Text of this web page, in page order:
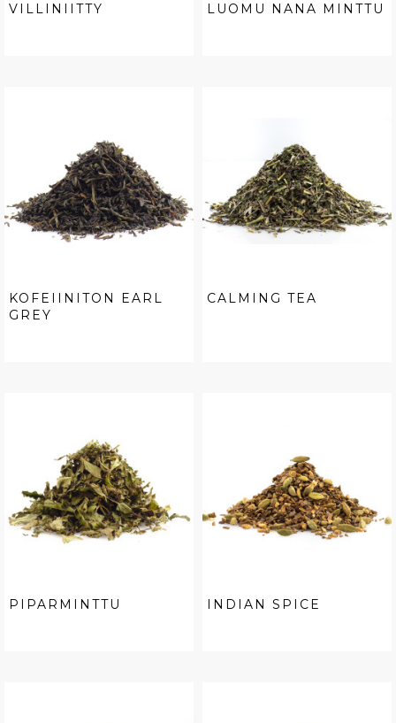
VILLINIITTY LUOMU NANA MINTTU
KOFEIINITON EARL
GREY
CALMING TEA
PIPARMINTTU INDIAN SPICE